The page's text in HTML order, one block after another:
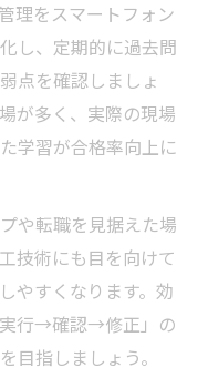
学習法の秘訣
隙間時間を活か
仕事と両立する
実践する短時間
疲れに強い学習
継続力を高める
理をスマートフォン
し、定期的に過去問
点を確認しましょ
が多く、実際の現場
学習が合格率向上に
や転職を見据えた場
技術にも目を向けて
やすくなります。効
行→確認→修正」の
目指しましょう。